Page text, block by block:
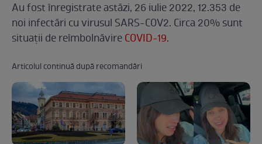
Au fost înregistrate astăzi, 26 iulie 2022, 12.353 de
noi infectări cu virusul SARS-COV2. Circa 20% sunt
situaţii de reîmbolnăvireCOVID-19.
Articolul continuă după recomandări